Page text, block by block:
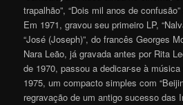
trapalhão”, “Dois mil anos de
Em 1971, gravou seu primeiro LP,
“José (Joseph)”, do francês Georges
Nara Leão, já gravada antes por Rita
de 1970, passou a dedicar-se à
1975, um compacto simples com
regravação de um antigo sucesso das